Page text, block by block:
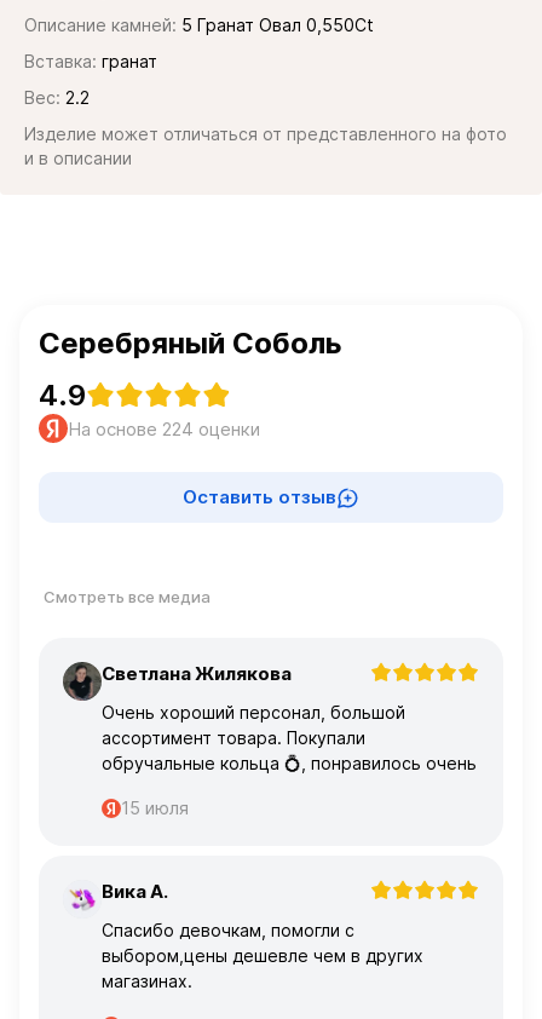
Описание камней: 5 Гранат Овал 0,550Ct
Вставка: гранат
Вес: 2.2
Изделие может отличаться от представленного на фото
и в описании
Серебряный Соболь
4.9
На основе 224 оценки
Оставить отзыв
Смотреть все медиа
С Светлана Жилякова
Очень хороший персонал, большой
ассортимент товара. Покупали
обручальные кольца 💍, понравилось очень
15 июля
В Вика А.
Спасибо девочкам, помогли с
выбором,цены дешевле чем в других
магазинах.